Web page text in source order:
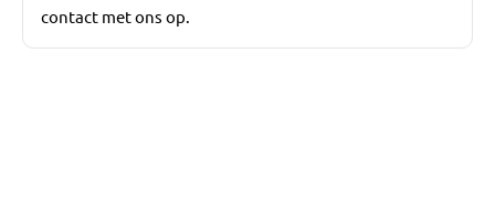
contact met ons op.